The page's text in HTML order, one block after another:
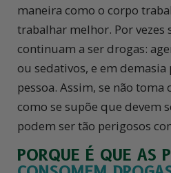
maneira como o corpo
trabalhar melhor. Por vezes
continuam a ser drogas:
ou sedativos, e em
pessoa. Assim, se não
como se supõe que devem
podem ser tão perigosos
PORQUE É QUE AS